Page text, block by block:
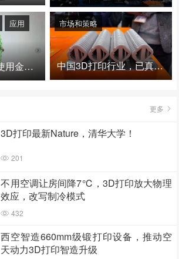
关于苹果大规模使用金属3D打印的思考
应用
中国3D打印行业，已真正进入爆发时代！
市场和策略
更多
3D打印最新Nature，清华大学！
201
不用空调让房间降7℃，3D打印放大物理
效应，改写制冷模式
432
西空智造660mm级锻打印设备，推动空
天动力3D打印智造升级